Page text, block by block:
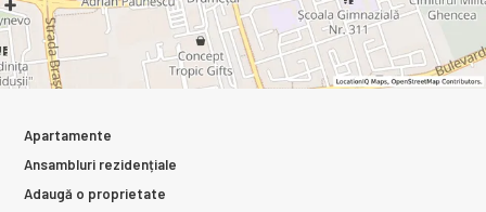
Apartamente
Ansambluri rezidențiale
Adaugă o proprietate